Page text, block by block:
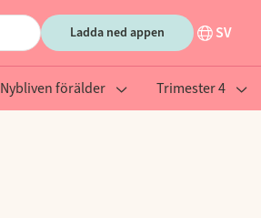
Ladda ned appen SV
Nybliven förälder Trimester 4